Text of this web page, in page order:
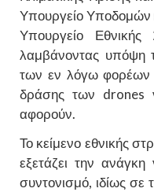
Υπουργείο Υποδομών
Υπουργείο Εθνικής
λαμβάνοντας υπόψη
των εν λόγω φορέων
δράσης των drones
αφορούν.
Το κείμενο εθνικής
εξετάζει την ανάγκη
συντονισμό, ιδίως σε